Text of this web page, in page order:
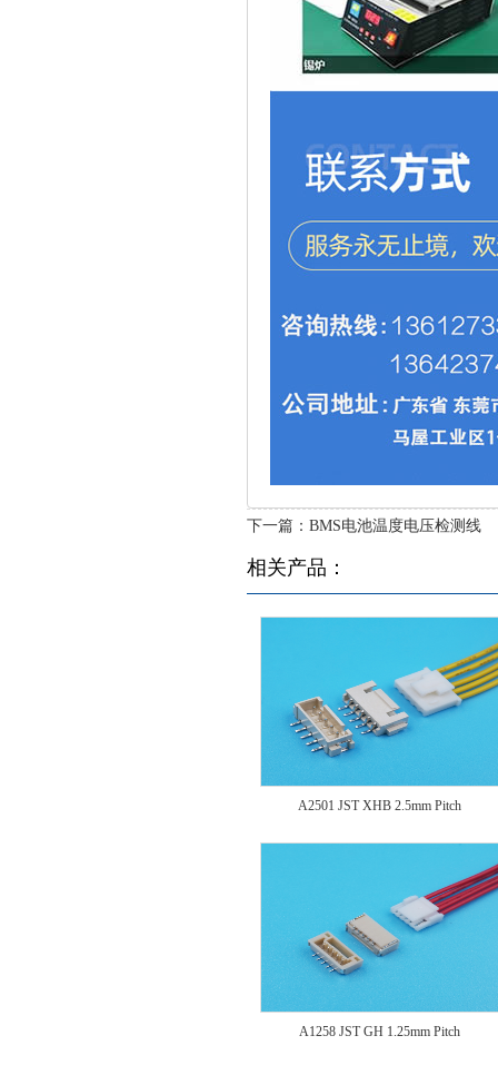
下一篇： BMS电池温度电压检测线
相关产品：
A2501 JST XHB 2.5mm Pitch
A1258 JST GH 1.25mm Pitch